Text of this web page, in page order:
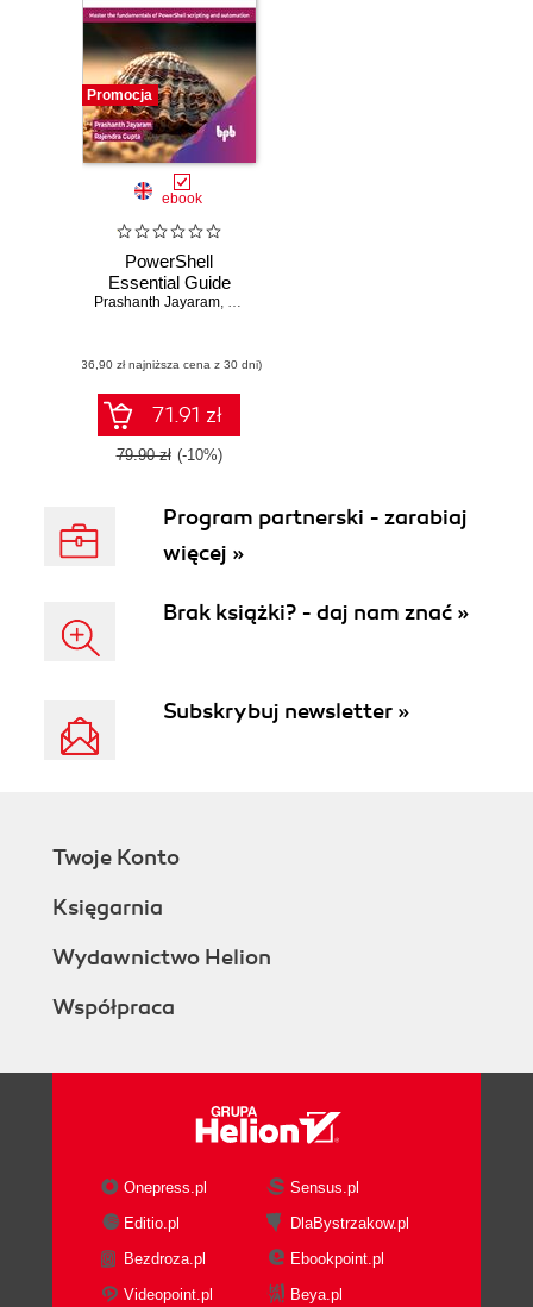
Promocja
ebook
PowerShell
Essential Guide
Prashanth Jayaram, Rajendra Gupta
(36,90 zł najniższa cena z 30 dni)
71.91 zł
79.90 zł (-10%)
Program partnerski - zarabiaj
więcej »
Brak książki? - daj nam znać »
Subskrybuj newsletter »
Twoje Konto
Księgarnia
Wydawnictwo Helion
Współpraca
Onepress.pl
Sensus.pl
Editio.pl
DlaBystrzakow.pl
Bezdroza.pl
Ebookpoint.pl
Videopoint.pl
Beya.pl